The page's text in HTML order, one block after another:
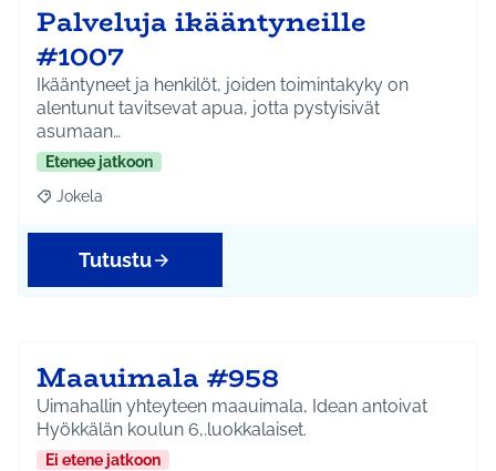
Palveluja ikääntyneille
#1007
Ikääntyneet ja henkilöt, joiden toimintakyky on
alentunut tavitsevat apua, jotta pystyisivät
asumaan…
Etenee jatkoon
Rajaa tulokset aihepiirin mukaan: Jokela
Jokela
Tutustu
Maauimala #958
Uimahallin yhteyteen maauimala, Idean antoivat
Hyökkälän koulun 6,.luokkalaiset.
Ei etene jatkoon